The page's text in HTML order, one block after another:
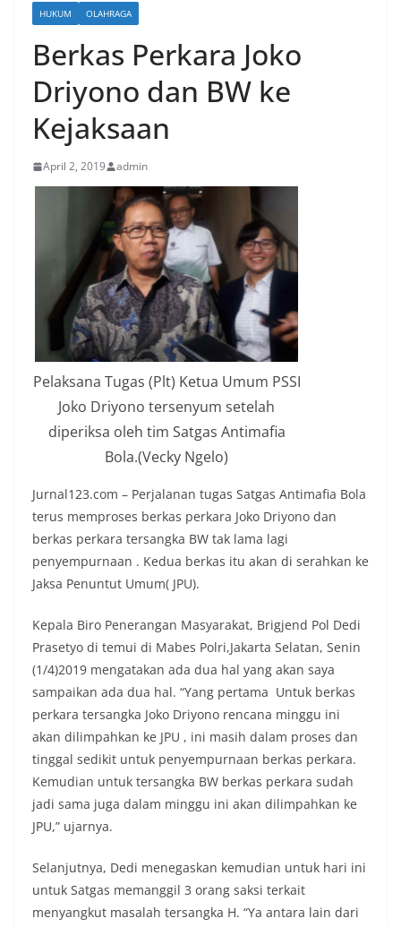
HUKUM OLAHRAGA
Berkas Perkara Joko
Driyono dan BW ke
Kejaksaan
April 2, 2019 admin
Pelaksana Tugas (Plt) Ketua Umum PSSI
Joko Driyono tersenyum setelah
diperiksa oleh tim Satgas Antimafia
Bola.(Vecky Ngelo)
Jurnal123.com – Perjalanan tugas Satgas Antimafia Bola
terus memproses berkas perkara Joko Driyono dan
berkas perkara tersangka BW tak lama lagi
penyempurnaan . Kedua berkas itu akan di serahkan ke
Jaksa Penuntut Umum( JPU).
Kepala Biro Penerangan Masyarakat, Brigjend Pol Dedi
Prasetyo di temui di Mabes Polri,Jakarta Selatan, Senin
(1/4)2019 mengatakan ada dua hal yang akan saya
sampaikan ada dua hal. “Yang pertama Untuk berkas
perkara tersangka Joko Driyono rencana minggu ini
akan dilimpahkan ke JPU , ini masih dalam proses dan
tinggal sedikit untuk penyempurnaan berkas perkara.
Kemudian untuk tersangka BW berkas perkara sudah
jadi sama juga dalam minggu ini akan dilimpahkan ke
JPU,” ujarnya.
Selanjutnya, Dedi menegaskan kemudian untuk hari ini
untuk Satgas memanggil 3 orang saksi terkait
menyangkut masalah tersangka H. “Ya antara lain dari